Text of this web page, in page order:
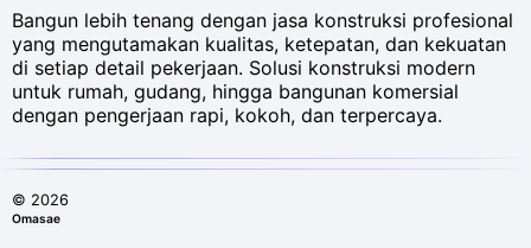
Bangun lebih tenang dengan jasa konstruksi profesional
yang mengutamakan kualitas, ketepatan, dan kekuatan
di setiap detail pekerjaan. Solusi konstruksi modern
untuk rumah, gudang, hingga bangunan komersial
dengan pengerjaan rapi, kokoh, dan terpercaya.
© 2026
Omasae